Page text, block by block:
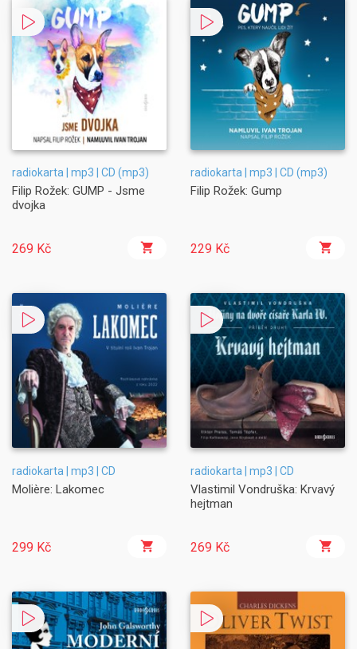
radiokarta | mp3 | CD (mp3)
Filip Rožek: GUMP - Jsme
dvojka
269 Kč
radiokarta | mp3 | CD (mp3)
Filip Rožek: Gump
229 Kč
radiokarta | mp3 | CD
Molière: Lakomec
299 Kč
radiokarta | mp3 | CD
Vlastimil Vondruška: Krvavý
hejtman
269 Kč